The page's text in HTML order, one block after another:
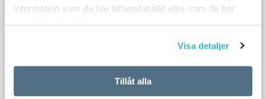
information som du har tillhandahållit eller som de har
samlat in när du har använt deras tjänster.
Visa detaljer
Tillåt alla